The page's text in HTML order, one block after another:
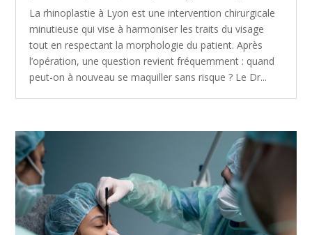
La rhinoplastie à Lyon est une intervention chirurgicale
minutieuse qui vise à harmoniser les traits du visage
tout en respectant la morphologie du patient. Après
l’opération, une question revient fréquemment : quand
peut-on à nouveau se maquiller sans risque ? Le Dr...